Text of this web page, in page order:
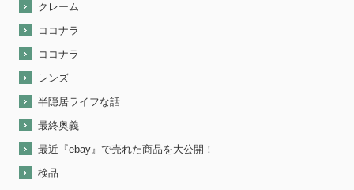
クレーム
ココナラ
ココナラ
レンズ
半隠居ライフな話
最終奥義
最近『ebay』で売れた商品を大公開！
検品